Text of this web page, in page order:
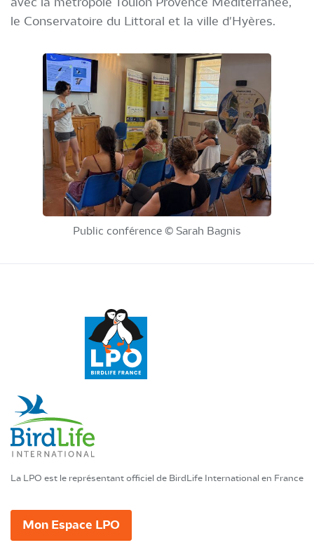
le Conservatoire du Littoral et la ville d'Hyères.
Public conférence © Sarah Bagnis
La LPO est le représentant officiel de BirdLife International en France
Mon Espace LPO